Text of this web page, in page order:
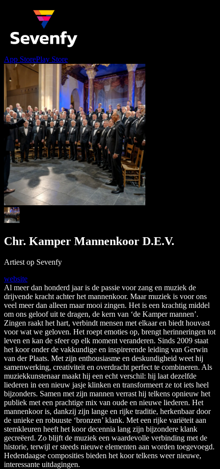
App StorePlay Store
Chr. Kamper Mannenkoor D.E.V.
Artiest op Sevenfy
website
Al meer dan honderd jaar is de passie voor zang en muziek de
drijvende kracht achter het mannenkoor. Maar muziek is voor ons
veel meer dan alleen maar mooi zingen. Het is een krachtig middel
om ons geloof uit te dragen, de kern van ‘de Kamper mannen’.
Zingen raakt het hart, verbindt mensen met elkaar en biedt houvast
voor wat we geloven. Het roept emoties op, brengt herinneringen tot
leven en kan de sfeer op elk moment veranderen. Sinds 2009 staat
het koor onder de vakkundige en inspirerende leiding van Gerwin
van der Plaats. Met zijn enthousiasme en deskundigheid weet hij
samenwerking, creativiteit en overdracht perfect te combineren. Als
muziekkunstenaar maakt hij een echt verschil: hij laat dezelfde
liederen in een nieuw jasje klinken en transformeert ze tot iets heel
bijzonders. Samen met zijn mannen verrast hij telkens opnieuw het
publiek met een prachtige mix van oude en nieuwe liederen. Het
mannenkoor is, dankzij zijn lange en rijke traditie, herkenbaar door
de unieke en robuuste ‘bronzen’ klank. Met een rijke variëteit aan
stemkleuren heeft het koor decennia lang zijn bijzondere klank
gecreëerd. Zo blijft de muziek een waardevolle verbinding met de
historie, terwijl er steeds nieuwe elementen aan worden toegevoegd.
Hedendaagse composities bieden het koor telkens weer nieuwe,
interessante uitdagingen.